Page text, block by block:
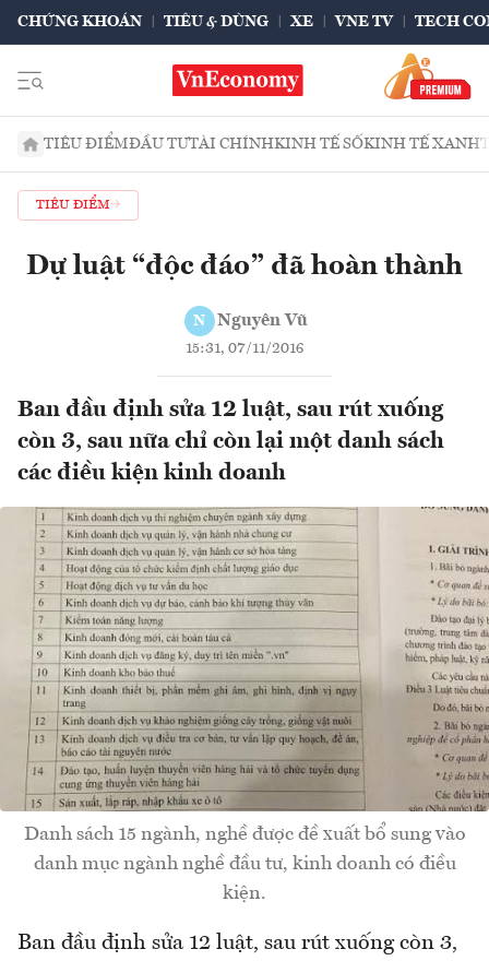
CHỨNG KHOÁN TIÊU & DÙNG XE VNE TV TECH
TIÊU ĐIỂMĐẦU TƯTÀI CHÍNHKINH TẾ SỐKINH TẾ XANH
TIÊU ĐIỂM
Dự luật “độc đáo” đã hoàn thành
N Nguyên Vũ
15:31, 07/11/2016
Ban đầu định sửa 12 luật, sau rút xuống
còn 3, sau nữa chỉ còn lại một danh sách
các điều kiện kinh doanh
Danh sách 15 ngành, nghề được đề xuất bổ sung vào
danh mục ngành nghề đầu tư, kinh doanh có điều
kiện.
Ban đầu định sửa 12 luật, sau rút xuống còn 3,